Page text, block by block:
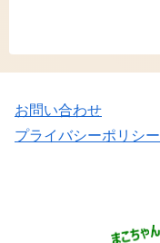
お問い合わせ
プライバシーポリシー